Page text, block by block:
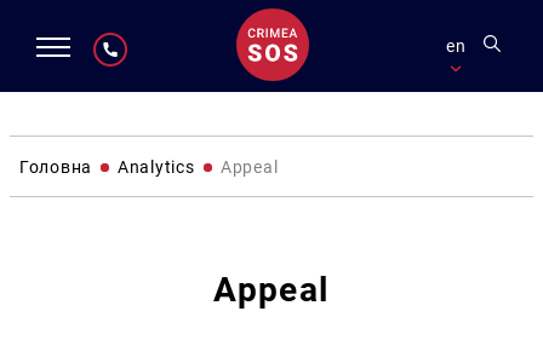
en
Головна Analytics Appeal
Appeal